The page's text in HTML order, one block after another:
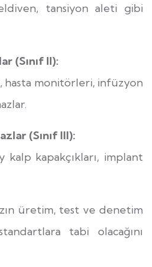
tansiyon aleti gibi
(Sınıf II):
hasta monitörleri, infüzyon
(Sınıf III):
kalp kapakçıkları, implant
üretim, test ve denetim
tabi olacağını